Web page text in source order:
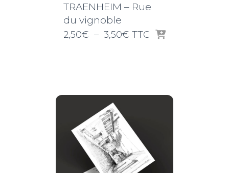
TRAENHEIM – Rue
du vignoble
2,50€ – 3,50€ Plage
TTC